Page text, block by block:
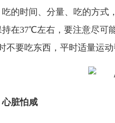
吃的时间、分量、吃的方式
持在37℃左右，要注意尽可
不要吃东西，平时适量运动
心脏怕咸